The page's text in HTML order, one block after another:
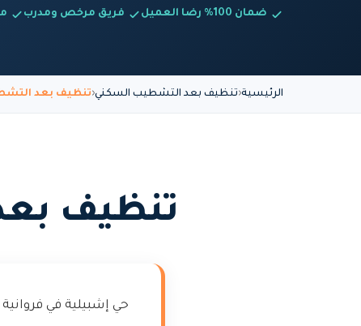
ضمان 100% رضا العميل فريق مرخص ومدرب
الرئيسية تنظيف بعد التشطيب السكني تنظيف بعد
تنظيف
حي إشبيلية في